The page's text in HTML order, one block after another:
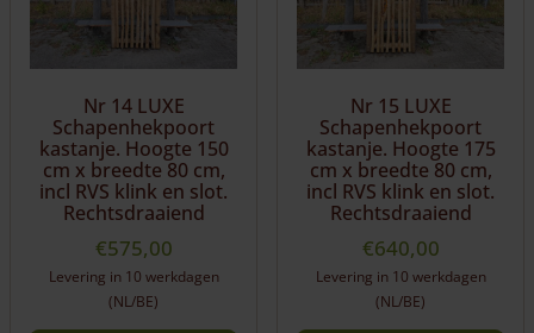
Nr 14 LUXE
Schapenhekpoort
kastanje. Hoogte 150
cm x breedte 80 cm,
incl RVS klink en slot.
Rechtsdraaiend
€575,00
Levering in 10 werkdagen
(NL/BE)
Nr 15 LUXE
Schapenhekpoort
kastanje. Hoogte 175
cm x breedte 80 cm,
incl RVS klink en slot.
Rechtsdraaiend
€640,00
Levering in 10 werkdagen
(NL/BE)